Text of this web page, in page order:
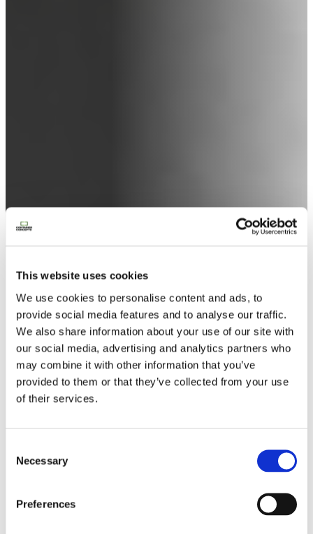
This website uses cookies
We use cookies to personalise content and ads, to
provide social media features and to analyse our traffic.
We also share information about your use of our site with
our social media, advertising and analytics partners who
may combine it with other information that you’ve
provided to them or that they’ve collected from your use
of their services.
Selection
Necessary
Preferences